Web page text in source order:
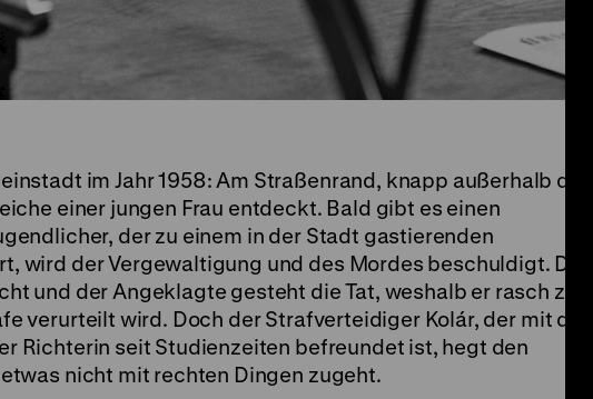
im Jahr 1958: Am Straßenrand, knapp außerhalb der
einer jungen Frau entdeckt. Bald gibt es einen
der zu einem in der Stadt gastierenden
wird der Vergewaltigung und des Mordes beschuldigt. Der
und der Angeklagte gesteht die Tat, weshalb er rasch zu
verurteilt wird. Doch der Strafverteidiger Kolár, der mit dem
Richterin seit Studienzeiten befreundet ist, hegt den
nicht mit rechten Dingen zugeht.